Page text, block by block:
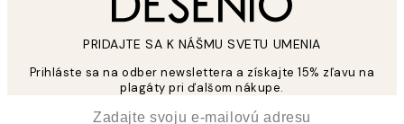
PRIDAJTE SA K NÁŠMU SVETU UMENIA
Prihláste sa na odber newslettera a získajte 15% zľavu na
plagáty pri ďalšom nákupe.